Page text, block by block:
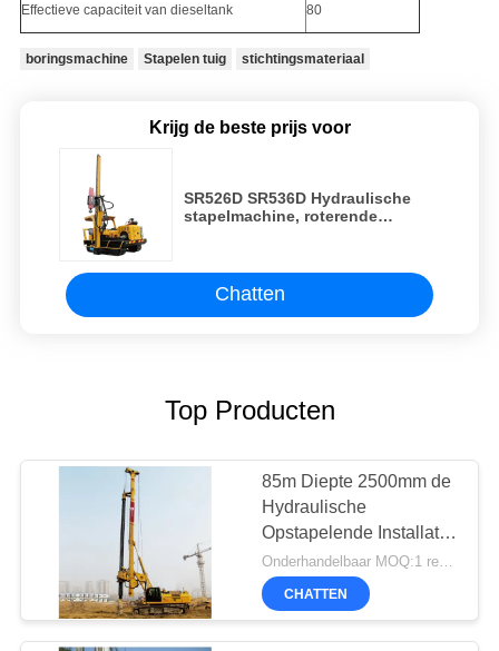
Effectieve capaciteit van dieseltank 80
boringsmachine Stapelen tuig stichtingsmateriaal
Krijg de beste prijs voor
SR526D SR536D Hydraulische
stapelmachine, roterende
Chatten
Top Producten
85m Diepte 2500mm de
Hydraulische
Opstapelende Installatie
van het
Diameterkruippakje
CHATTEN